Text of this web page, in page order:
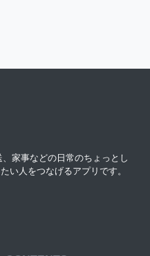
家事などの日常のちょっとし
い人をつなげるアプリです。